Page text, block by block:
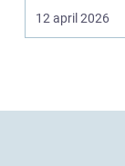
planerad
12 april 2026